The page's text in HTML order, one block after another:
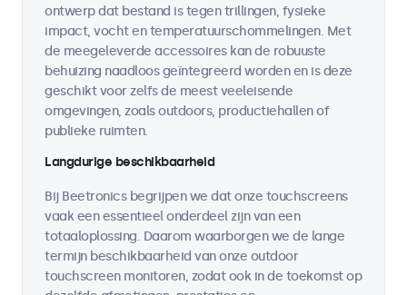
ontwerp dat bestand is tegen trillingen, fysieke
impact, vocht en temperatuurschommelingen. Met
de meegeleverde accessoires kan de robuuste
behuizing naadloos geïntegreerd worden en is deze
geschikt voor zelfs de meest veeleisende
omgevingen, zoals outdoors, productiehallen of
publieke ruimten.
Langdurige beschikbaarheid
Bij Beetronics begrijpen we dat onze touchscreens
vaak een essentieel onderdeel zijn van een
totaaloplossing. Daarom waarborgen we de lange
termijn beschikbaarheid van onze outdoor
touchscreen monitoren, zodat ook in de toekomst op